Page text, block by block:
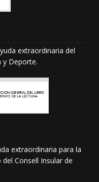
extraordinaria del
y Deporte.
extraordinaria para la
Consell Insular de